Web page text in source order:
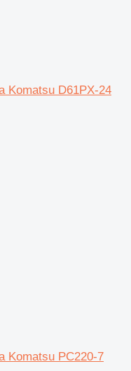
Komatsu D61PX-24
Komatsu PC220-7